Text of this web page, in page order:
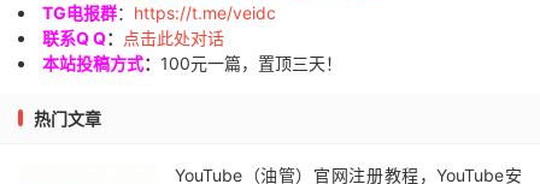
TG电报群： https://t.me/veidc
联系Q Q：
点击此处对话
本站投稿方式： 100元一篇，置顶三天！
热门文章
YouTube（油管）官网注册教程，YouTube安